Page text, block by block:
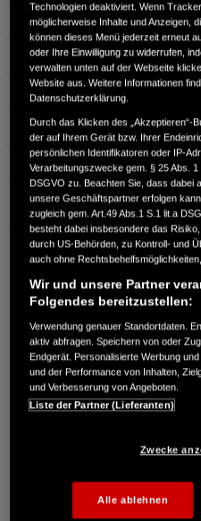
Türen
Leistung
Hubraum
Erstzulassung
Bauart
Garantie
HONDA CENTER GMBH
Richard Lehmann Str. 119
04103 Leipzig
RUFEN SIE UNS AN:
0341 - 600 77 0
Route planen
Händlerbestand anzeigen
E-MAIL-ANFRAGE
Technologien deaktiviert. Wenn
möglicherweise Inhalte und Anzeigen,
können dieses Menü jederzeit erneut
oder Ihre Einwilligung zu widerrufen,
verwalten unten auf der Webseite
Website aus. Weitere Informationen
Datenschutzerklärung.
Durch das Klicken des „Akzeptieren“-
der auf Ihrem Gerät bzw. Ihrer
persönlichen Identifikatoren oder IP-
Verarbeitungszwecke gem. § 25 Abs.
DSGVO zu. Beachten Sie, dass dabei
unsere Geschäftspartner erfolgen
zugleich gem. Art.49 Abs.1 S.1 lit.a
besteht dabei insbesondere das
durch US-Behörden, zu Kontroll- und
auch ohne
Wir und unsere Partner
Folgendes bereitzustellen:
Verwendung genauer Standortdaten.
aktiv abfragen. Speichern von oder
Endgerät. Personalisierte Werbung
und der Performance von Inhalten,
und Verbesserung von Angeboten.
Liste der Partner (Lieferanten)
Zwecke
Alle ablehnen